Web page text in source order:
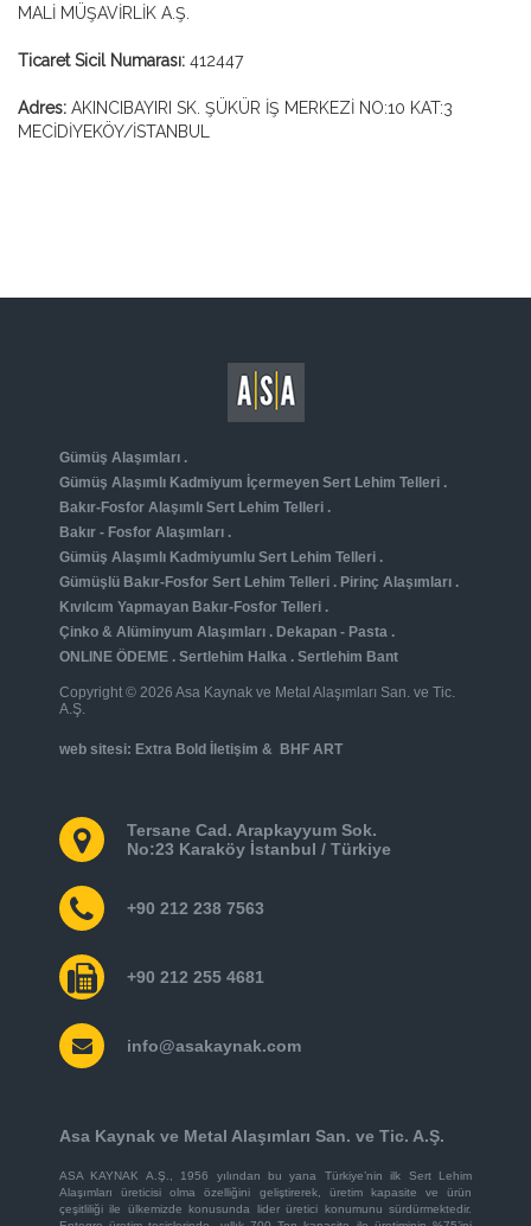
MALİ MÜŞAVİRLİK A.Ş.
Ticaret Sicil Numarası: 412447
Adres: AKINCIBAYIRI SK. ŞÜKÜR İŞ MERKEZİ NO:10 KAT:3
MECİDİYEKÖY/İSTANBUL
Gümüş Alaşımları .
Gümüş Alaşımlı Kadmiyum İçermeyen Sert Lehim Telleri .
Bakır-Fosfor Alaşımlı Sert Lehim Telleri .
Bakır - Fosfor Alaşımları .
Gümüş Alaşımlı Kadmiyumlu Sert Lehim Telleri .
Gümüşlü Bakır-Fosfor Sert Lehim Telleri . Pirinç Alaşımları .
Kıvılcım Yapmayan Bakır-Fosfor Telleri .
Çinko & Alüminyum Alaşımları . Dekapan - Pasta .
ONLINE ÖDEME . Sertlehim Halka . Sertlehim Bant
Copyright © 2026 Asa Kaynak ve Metal Alaşımları San. ve Tic.
A.Ş.
web sitesi: Extra Bold İletişim & BHF ART
Tersane Cad. Arapkayyum Sok.
No:23 Karaköy İstanbul / Türkiye
+90 212 238 7563
+90 212 255 4681
info@asakaynak.com
Asa Kaynak ve Metal Alaşımları San. ve Tic. A.Ş.
ASA KAYNAK A.Ş., 1956 yılından bu yana Türkiye’nin ilk Sert Lehim
Alaşımları üreticisi olma özelliğini geliştirerek, üretim kapasite ve ürün
çeşitliliği ile ülkemizde konusunda lider üretici konumunu sürdürmektedir.